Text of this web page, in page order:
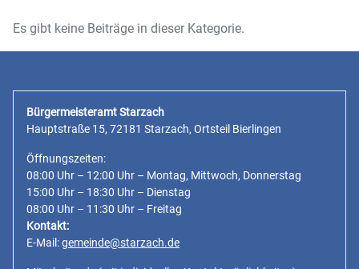
Es gibt keine Beiträge in dieser Kategorie.
Bürgermeisteramt Starzach
Hauptstraße 15, 72181 Starzach, Ortsteil Bierlingen
Öffnungszeiten:
08:00 Uhr – 12:00 Uhr – Montag, Mittwoch, Donnerstag
15:00 Uhr – 18:30 Uhr – Dienstag
08:00 Uhr – 11:30 Uhr – Freitag
Kontakt:
E-Mail:gemeinde@starzach.de